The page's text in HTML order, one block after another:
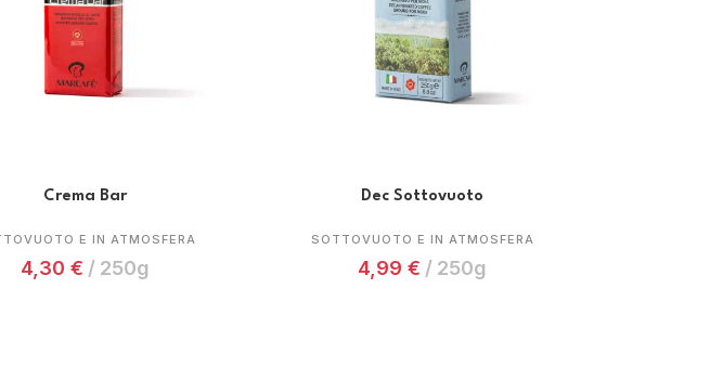
Crema Bar
E IN ATMOSFERA
4,30 € 250g
Dec Sottovuoto
SOTTOVUOTO E IN ATMOSFERA
4,99€ 250g